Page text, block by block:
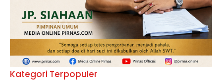
Kategori Terpopuler